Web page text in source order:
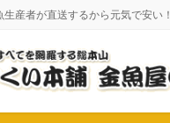
生産者が直送するから元気で安い！